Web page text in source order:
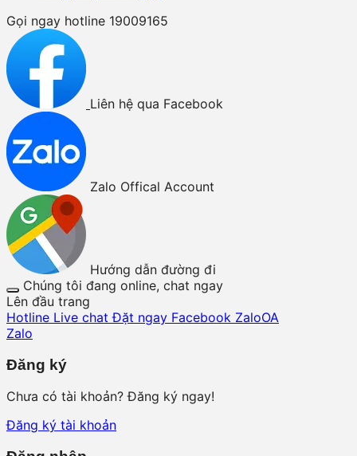
Gọi ngay hotline 19009165
Liên hệ qua Facebook
Zalo Offical Account
Hướng dẫn đường đi
Chúng tôi đang online, chat ngay
Lên đầu trang
Hotline Live chat Đặt ngay Facebook ZaloOA
Zalo
Đăng ký
Chưa có tài khoản? Đăng ký ngay!
Đăng ký tài khoản